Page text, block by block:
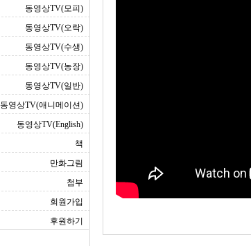
동영상TV(모피)
동영상TV(오락)
동영상TV(수생)
동영상TV(농장)
동영상TV(일반)
동영상TV(애니메이션)
동영상TV(English)
책
만화그림
첨부
회원가입
후원하기